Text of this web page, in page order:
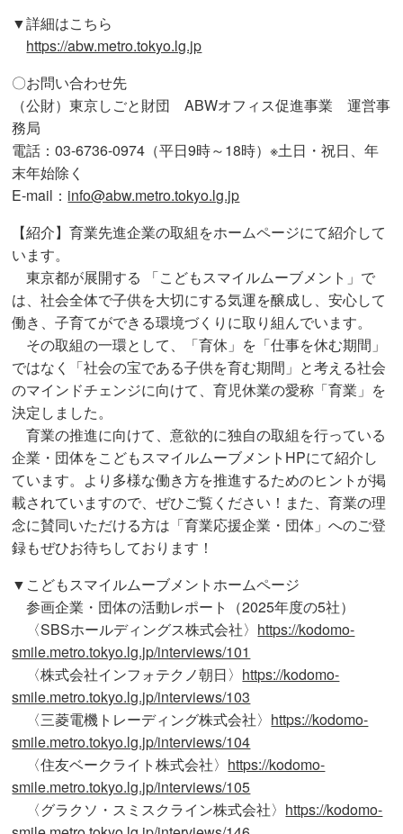
▼詳細はこちら
https://abw.metro.tokyo.lg.jp
〇お問い合わせ先
（公財）東京しごと財団 ABWオフィス促進事業 運営事
務局
電話：03-6736-0974（平日9時～18時）※土日・祝日、年
末年始除く
E-mail： info@abw.metro.tokyo.lg.jp
【紹介】育業先進企業の取組をホームページにて紹介して
います。
東京都が展開する 「こどもスマイルムーブメント」で
は、社会全体で子供を大切にする気運を醸成し、安心して
働き、子育てができる環境づくりに取り組んでいます。
その取組の一環として、「育休」を「仕事を休む期間」
ではなく「社会の宝である子供を育む期間」と考える社会
のマインドチェンジに向けて、育児休業の愛称「育業」を
決定しました。
育業の推進に向けて、意欲的に独自の取組を行っている
企業・団体をこどもスマイルムーブメントHPにて紹介し
ています。より多様な働き方を推進するためのヒントが掲
載されていますので、ぜひご覧ください！また、育業の理
念に賛同いただける方は「育業応援企業・団体」へのご登
録もぜひお待ちしております！
▼こどもスマイルムーブメントホームページ
参画企業・団体の活動レポート（2025年度の5社）
〈SBSホールディングス株式会社〉 https://kodomo-
smile.metro.tokyo.lg.jp/interviews/101
〈株式会社インフォテクノ朝日〉 https://kodomo-
smile.metro.tokyo.lg.jp/interviews/103
〈三菱電機トレーディング株式会社〉 https://kodomo-
smile.metro.tokyo.lg.jp/interviews/104
〈住友ベークライト株式会社〉 https://kodomo-
smile.metro.tokyo.lg.jp/interviews/105
〈グラクソ・スミスクライン株式会社〉 https://kodomo-